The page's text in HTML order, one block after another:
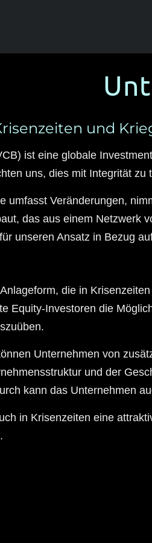
und
ist eine globale
uns, dies mit Integrität zu
umfasst Veränderungen,
das aus einem Netzwerk
unseren Ansatz in Bezug
die in
Equity-Investoren die
Unternehmen von
und der
kann das Unternehmen
in Krisenzeiten eine